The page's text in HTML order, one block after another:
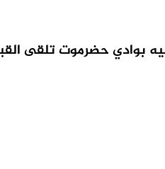
بوادي حضرموت تلقى